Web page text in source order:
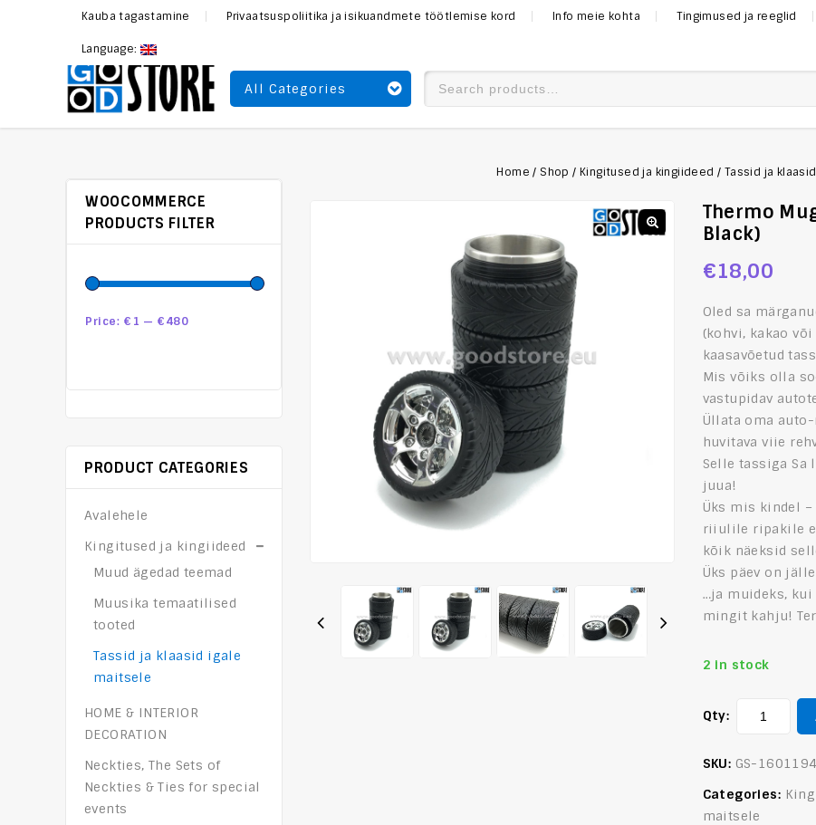
Kauba tagastamine Privaatsuspoliitika ja isikuandmete töötlemise kord Info meie kohta Tingimused ja reeglid
Language:
All Categories
Home / Shop / Kingitused ja kingiideed / Tassid ja
Thermo
Black)
€18,00
Oled sa
(kohvi, kakao
kaasavõetud
Mis võiks olla
vastupidav
Üllata oma
huvitava viie
Selle tassiga
juua!
Üks mis kindel
riiulile ripakile
kõik näeksid
Üks päev on
…ja muideks,
mingit kahju!
2 in stock
Qty:
SKU: GS-
Categories:
maitsele
WOOCOMMERCE
PRODUCTS FILTER
Price: €1 — €480
PRODUCT CATEGORIES
Avalehele
Kingitused ja kingiideed
Muud ägedad teemad
Muusika temaatilised
tooted
Tassid ja klaasid igale
maitsele
HOME & INTERIOR
DECORATION
Neckties, The Sets of
Neckties & Ties for special
events